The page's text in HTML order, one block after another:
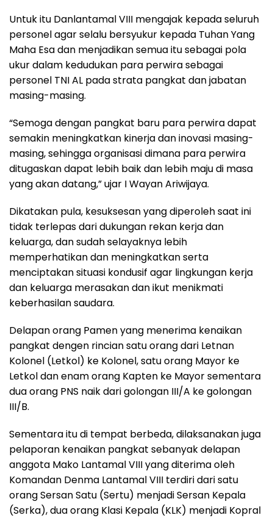
Untuk itu Danlantamal VIII mengajak kepada seluruh
personel agar selalu bersyukur kepada Tuhan Yang
Maha Esa dan menjadikan semua itu sebagai pola
ukur dalam kedudukan para perwira sebagai
personel TNI AL pada strata pangkat dan jabatan
masing-masing.
“Semoga dengan pangkat baru para perwira dapat
semakin meningkatkan kinerja dan inovasi masing-
masing, sehingga organisasi dimana para perwira
ditugaskan dapat lebih baik dan lebih maju di masa
yang akan datang,” ujar I Wayan Ariwijaya.
Dikatakan pula, kesuksesan yang diperoleh saat ini
tidak terlepas dari dukungan rekan kerja dan
keluarga, dan sudah selayaknya lebih
memperhatikan dan meningkatkan serta
menciptakan situasi kondusif agar lingkungan kerja
dan keluarga merasakan dan ikut menikmati
keberhasilan saudara.
Delapan orang Pamen yang menerima kenaikan
pangkat dengen rincian satu orang dari Letnan
Kolonel (Letkol) ke Kolonel, satu orang Mayor ke
Letkol dan enam orang Kapten ke Mayor sementara
dua orang PNS naik dari golongan III/A ke golongan
III/B.
Sementara itu di tempat berbeda, dilaksanakan juga
pelaporan kenaikan pangkat sebanyak delapan
anggota Mako Lantamal VIII yang diterima oleh
Komandan Denma Lantamal VIII terdiri dari satu
orang Sersan Satu (Sertu) menjadi Sersan Kepala
(Serka), dua orang Klasi Kepala (KLK) menjadi Kopral